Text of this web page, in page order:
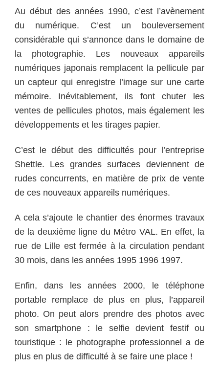
Au début des années 1990, c’est l’avènement
du numérique. C’est un bouleversement
considérable qui s’annonce dans le domaine de
la photographie. Les nouveaux appareils
numériques japonais remplacent la pellicule par
un capteur qui enregistre l’image sur une carte
mémoire. Inévitablement, ils font chuter les
ventes de pellicules photos, mais également les
développements et les tirages papier.
C’est le début des difficultés pour l’entreprise
Shettle. Les grandes surfaces deviennent de
rudes concurrents, en matière de prix de vente
de ces nouveaux appareils numériques.
A cela s’ajoute le chantier des énormes travaux
de la deuxième ligne du Métro VAL. En effet, la
rue de Lille est fermée à la circulation pendant
30 mois, dans les années 1995 1996 1997.
Enfin, dans les années 2000, le téléphone
portable remplace de plus en plus, l’appareil
photo. On peut alors prendre des photos avec
son smartphone : le selfie devient festif ou
touristique : le photographe professionnel a de
plus en plus de difficulté à se faire une place !